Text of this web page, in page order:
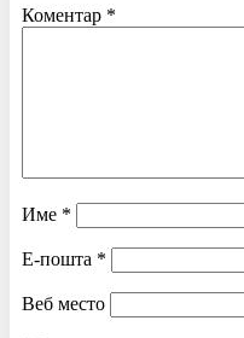
Коментар *
Име *
Е-пошта *
Веб место